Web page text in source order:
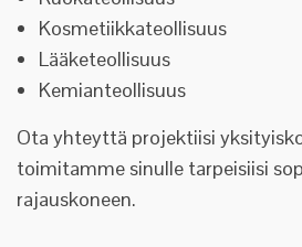
Kosmetiikkateollisuus
Lääketeollisuus
Kemianteollisuus
Ota yhteyttä projektiisi
toimitamme sinulle tarpeisiisi
rajauskoneen.